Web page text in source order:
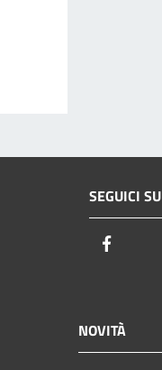
SEGUICI SU
NOVITÀ